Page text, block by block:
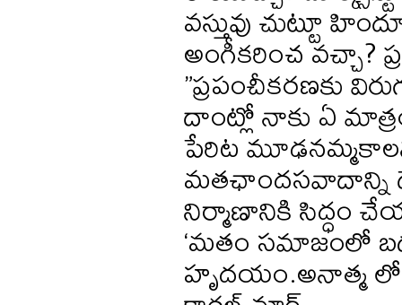
వస్తువు చుట్టూ
అంగీకరించ వచ్చా?
”ప్రపంచీకరణకు
దాంట్లో నాకు ఏ
పేరిట
మతఛాందసవాదాన్ని
నిర్మాణానికి సిద్ధం
‘మతం సమాజంలో
హృదయం.అనాత్మ